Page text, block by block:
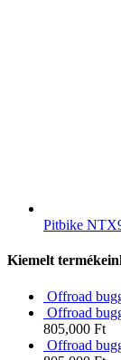
Pitbike
Kiemelt
Offroad
Offroad
805,000 Ft
Offroad